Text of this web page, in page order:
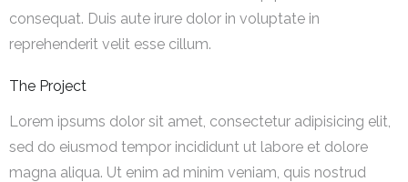
consequat. Duis aute irure dolor in voluptate in
reprehenderit velit esse cillum.
The Project
Lorem ipsums dolor sit amet, consectetur adipisicing elit,
sed do eiusmod tempor incididunt ut labore et dolore
magna aliqua. Ut enim ad minim veniam, quis nostrud